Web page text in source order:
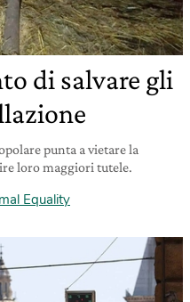
di salvare gli
punta a vietare la
loro maggiori tutele.
Equality